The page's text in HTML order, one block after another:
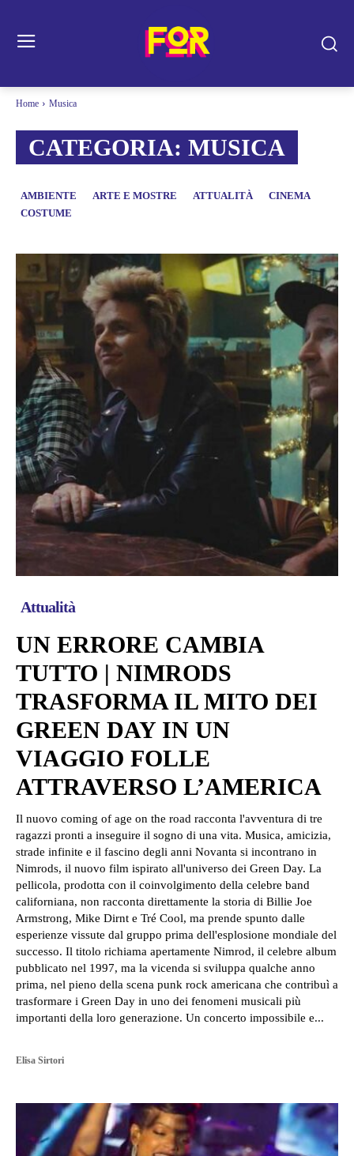
Home Musica
CATEGORIA: MUSICA
AMBIENTE ARTE E MOSTRE ATTUALITÀ
CINEMA
COSTUME
Attualità
UN ERRORE CAMBIA
TUTTO | NIMRODS
TRASFORMA IL MITO DEI
GREEN DAY IN UN
VIAGGIO FOLLE
ATTRAVERSO L’AMERICA
Il nuovo coming of age on the road racconta l'avventura di tre
ragazzi pronti a inseguire il sogno di una vita. Musica, amicizia,
strade infinite e il fascino degli anni Novanta si incontrano in
Nimrods, il nuovo film ispirato all'universo dei Green Day. La
pellicola, prodotta con il coinvolgimento della celebre band
californiana, non racconta direttamente la storia di Billie Joe
Armstrong, Mike Dirnt e Tré Cool, ma prende spunto dalle
esperienze vissute dal gruppo prima dell'esplosione mondiale del
successo. Il titolo richiama apertamente Nimrod, il celebre album
pubblicato nel 1997, ma la vicenda si sviluppa qualche anno
prima, nel pieno della scena punk rock americana che contribuì a
trasformare i Green Day in uno dei fenomeni musicali più
importanti della loro generazione. Un concerto impossibile e...
Elisa Sirtori